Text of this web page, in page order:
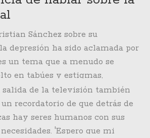
explorar y enfocarse en
que había dejado de lado en
vida profesional.
hobbies y dedicarse a la lectura,
salud mental es lo más
momento', afirmó con
Sánchez sobre su
depresión ha sido aclamada por
un tema que a menudo se
en tabúes y estigmas,
el mundo del espectáculo. Su
estos problemas
a mantener una
sobre la importancia de la
salida de la televisión también
recordatorio de que detrás de
hay seres humanos con sus
'Espero que mi